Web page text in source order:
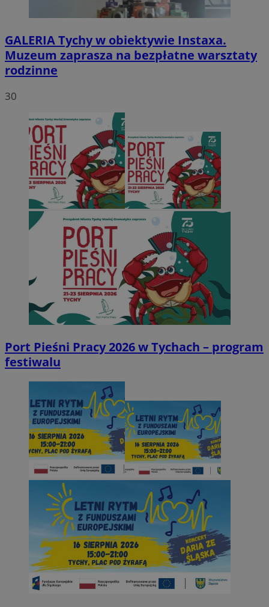
GALERIATychy w obiektywie Instaxa.
Muzeum zaprasza na bezpłatne warsztaty
rodzinne
30
Port Pieśni Pracy 2026 w Tychach – program
festiwalu